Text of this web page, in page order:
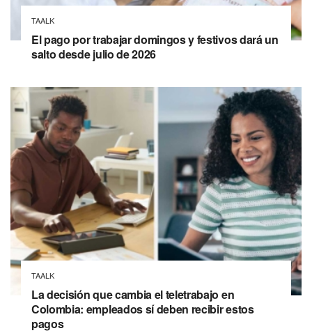
TAALK
El pago por trabajar domingos y festivos dará un
salto desde julio de 2026
TAALK
La decisión que cambia el teletrabajo en
Colombia: empleados sí deben recibir estos
pagos